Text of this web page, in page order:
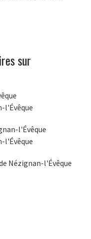
sur
l'Évêque
l'Évêque
l'Évêque
Nézignan-l'Évêque